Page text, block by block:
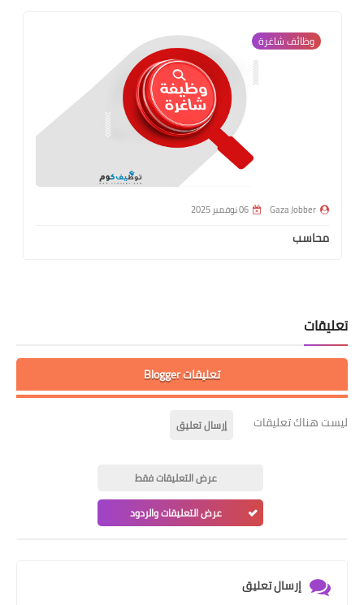
وظائف شاغرة
Gaza Jobber 06 نوفمبر 2025
محاسب
تعليقات
تعليقات Blogger
ليست هناك تعليقات إرسال تعليق
عرض التعليقات فقط
عرض التعليقات والردود
إرسال تعليق